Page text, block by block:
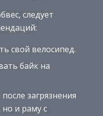
следует
свой велосипед.
байк на
загрязнения
и раму с